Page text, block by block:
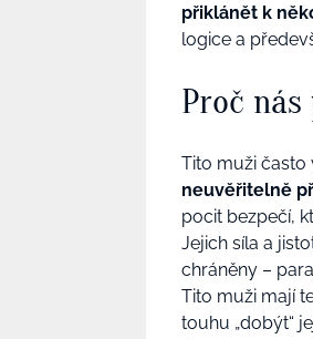
přiklánět k
logice a
Proč nás
Tito muži často
neuvěřitelně
pocit bezpečí,
Jejich síla a
chráněny –
Tito muži mají
touhu „dobýt“